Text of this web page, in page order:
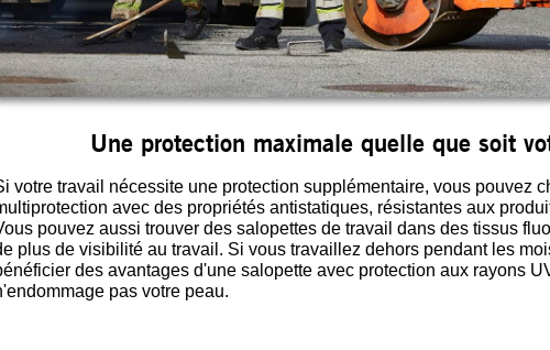
Une protection maximale quelle que soit
votre travail nécessite une protection supplémentaire, vous pouvez
avec des propriétés antistatiques, résistantes aux
pouvez aussi trouver des salopettes de travail dans des tissus
plus de visibilité au travail. Si vous travaillez dehors pendant les
des avantages d'une salopette avec protection aux rayons
pas votre peau.